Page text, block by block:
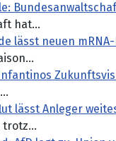
hat...
lässt neuen
lässt Anleger
trotz...